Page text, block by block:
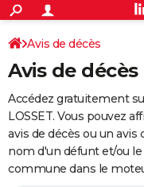
ACTUALITÉS
Politique
Société
Faits Divers
Education
Monde
Villes
+
SPORT
Coupe du monde 2026
Football
Tennis
Cyclisme
Rugby
Forum
Programme TV
TNTStreaming
Cinéma
Sorties cinéma
Musique
+
FINANCE
Retraite
Epargne
Immobilier
Risques naturels par ville
Banque
Assurance
AUTO
Essais
Réserver un essai
Citadines
Berlines
SUV
Forum auto
+
Avis de décès
Avis de décès
Accédez gratuitement
LOSSET. Vous pouvez
avis de décès ou un
nom d'un défunt et/ou
commune dans le